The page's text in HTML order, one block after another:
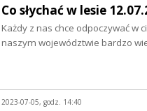
Co słychać w lesie
Każdy z nas chce odpoczywać w
naszym województwie bardzo
2023-07-05, godz. 14:40